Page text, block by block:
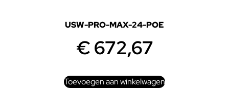
USW-PRO-MAX-24-POE
€672,67
Toevoegen aan winkelwagen